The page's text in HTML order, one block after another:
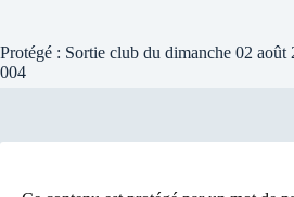
Protégé : Sortie club du dimanche 02 août
004